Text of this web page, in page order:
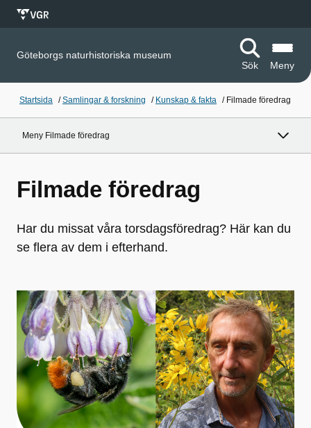
Göteborgs naturhistoriska museum
Sök
Meny
Startsida /Samlingar & forskning / Kunskap & fakta / Filmade föredrag
Meny Filmade föredrag
Filmade föredrag
Har du missat våra torsdagsföredrag? Här kan du
se flera av dem i efterhand.